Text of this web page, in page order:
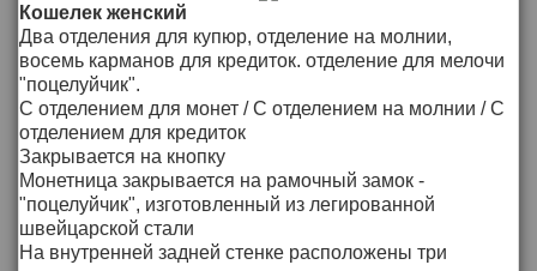
восемь отделений под визитные и кредитные карточки
и два отделения под купюры
Материал: Натуральная кожа
Цвет: Красный
Тип: прямой
Размер: 19,0х10,5 см
Цена: 10`278
Petek 407.000.01
Кошелек женский
Внутри: 4 отделения для купюр, отделение на молнии, 6
карманов для кредитных карт, отделение для монет с
металлической фурнитурой- "поцелуйчик".
С отделением для монет / С отделением на молнии / С
отделением для кредиток
Материал: Натуральная кожа
Кошелек женский
Два отделения для купюр, отделение на молнии,
восемь карманов для кредиток. отделение для мелочи
"поцелуйчик".
С отделением для монет / С отделением на молнии / С
отделением для кредиток
Закрывается на кнопку
Монетница закрывается на рамочный замок -
"поцелуйчик", изготовленный из легированной
швейцарской стали
На внутренней задней стенке расположены три